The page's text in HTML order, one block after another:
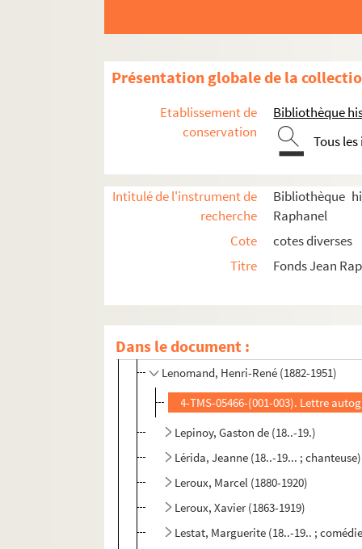
Présentation globale de la
Etablissement de
conservation
Bibliothèque
Tous
Intitulé de l'instrument de
recherche
Bibliothèque
Raphanel
Cote
cotes diverses
Titre
Fonds Jean
Dans le document :
Lefevre, Maurice (18..-19.)
Legrand, Camille (18..-19.. ;
Lehmann, Maurice (1895-1974)
Leitner, Jules (1862-1939)
Leloir, Louis (1860-1909)
Lemaître fils, Mme Veuve Frédérick
Lemonnier, Meg (1905-1988)
Lempereur (19..?-19... ; journaliste)
Lénéka, André (1859-1937)
Lenéru, Marie (1875-1918)
Lenomand, Henri-René (1882-1951)
4-TMS-05466-(001-003). Lettre
Lepinoy, Gaston de (18..-19.)
Lérida, Jeanne (18..-19... ; chanteuse)
Leroux, Marcel (1880-1920)
Leroux, Xavier (1863-1919)
Lestat, Marguerite (18..-19.. ;